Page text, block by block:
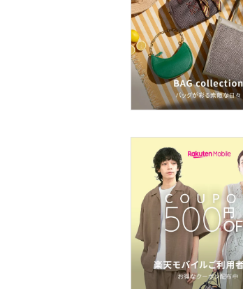
ボディケア・オーラルケ
ア
ヘアケア
フレグランス
メイク道具・美容器具
コフレ・キット・セット
食器・調理器具・キッチ
ン用品
インテリア・生活雑貨
スマホグッズ・オーディ